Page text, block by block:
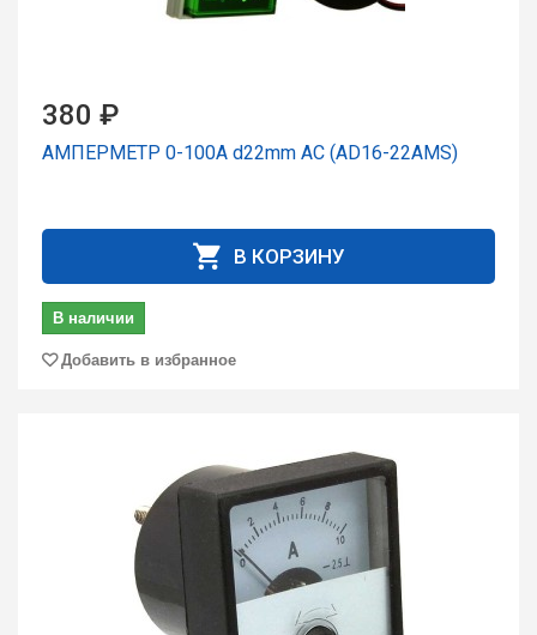
380 ₽
АМПЕРМЕТР 0-100А d22mm AC (AD16-22AMS)
В КОРЗИНУ
В наличии
Добавить в избранное